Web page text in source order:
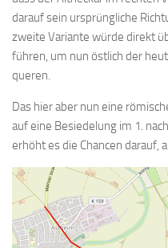
darauf sein ursprüngliche
zweite Variante würde direkt
führen, um nun östlich der
queren.
Das hier aber nun eine
auf eine Besiedelung im 1.
erhöht es die Chancen darauf,